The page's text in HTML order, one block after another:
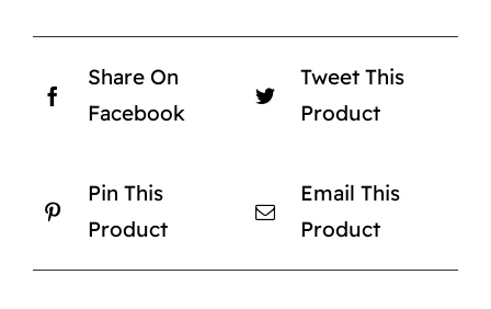
Share On
Facebook
Tweet This
Product
Pin This
Product
Email This
Product